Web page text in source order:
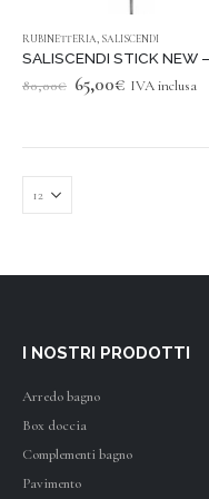
RUBINETTERIA, SALISCENDI
80,00€ Original
price
65,00€Current
IVA inclusa
I NOSTRI PRODOTTI
Arredo bagno
Box doccia
Complementi bagno
Pavimento